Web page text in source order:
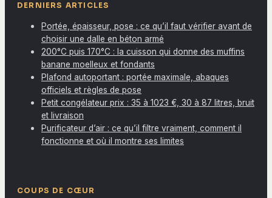
DERNIERS ARTICLES
Portée, épaisseur, pose : ce qu’il faut vérifier avant de
choisir une dalle en béton armé
200°C puis 170°C : la cuisson qui donne des muffins
banane moelleux et fondants
Plafond autoportant : portée maximale, abaques
officiels et règles de pose
Petit congélateur prix : 35 à 1023 €, 30 à 87 litres, bruit
et livraison
Purificateur d’air : ce qu’il filtre vraiment, comment il
fonctionne et où il montre ses limites
COUPS DE CŒUR